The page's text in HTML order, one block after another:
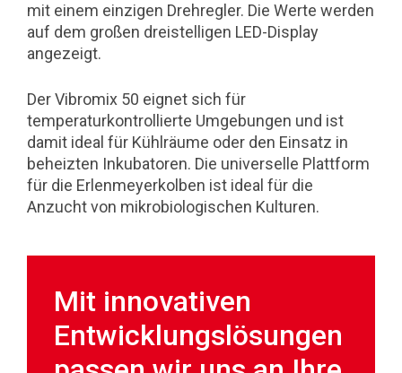
mit einem einzigen Drehregler. Die Werte werden
auf dem großen dreistelligen LED-Display
angezeigt.
Der Vibromix 50 eignet sich für
temperaturkontrollierte Umgebungen und ist
damit ideal für Kühlräume oder den Einsatz in
beheizten Inkubatoren. Die universelle Plattform
für die Erlenmeyerkolben ist ideal für die
Anzucht von mikrobiologischen Kulturen.
Mit innovativen
Entwicklungslösungen